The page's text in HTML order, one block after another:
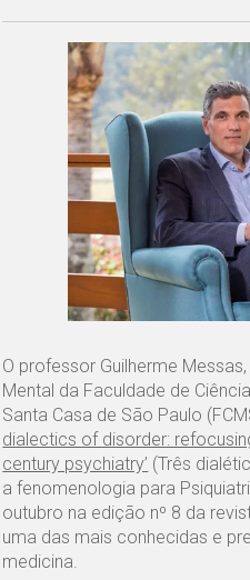
O professor Guilherme
Mental da Faculdade de
Santa Casa de São Paulo
dialectics of disorder:
century psychiatry’ (Três
a fenomenologia para
outubro na edição nº 8 da
uma das mais conhecidas e
medicina.